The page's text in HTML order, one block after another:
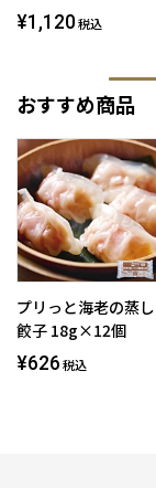
¥1,120 税込
おすすめ商品
プリっと海老の蒸し
餃子 18g×12個
¥626 税込